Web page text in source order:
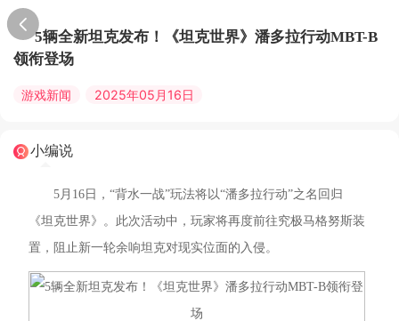
5辆全新坦克发布！《坦克世界》潘多拉行动MBT-B
领衔登场
游戏新闻 2025年05月16日
小编说
5月16日，“背水一战”玩法将以“潘多拉行动”之名回归
《坦克世界》。此次活动中，玩家将再度前往究极马格努斯装
置，阻止新一轮余响坦克对现实位面的入侵。